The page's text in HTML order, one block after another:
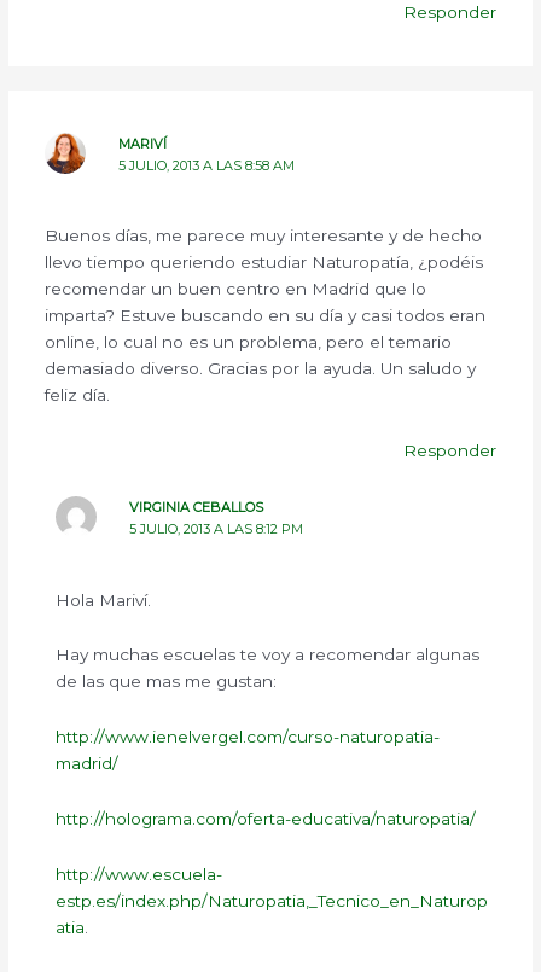
Responder
MARIVÍ
5 JULIO, 2013 A LAS 8:58 AM
Buenos días, me parece muy interesante y de hecho
llevo tiempo queriendo estudiar Naturopatía, ¿podéis
recomendar un buen centro en Madrid que lo
imparta? Estuve buscando en su día y casi todos eran
online, lo cual no es un problema, pero el temario
demasiado diverso. Gracias por la ayuda. Un saludo y
feliz día.
Responder
VIRGINIA CEBALLOS
5 JULIO, 2013 A LAS 8:12 PM
Hola Mariví.
Hay muchas escuelas te voy a recomendar algunas
de las que mas me gustan:
http://www.ienelvergel.com/curso-naturopatia-
madrid/
http://holograma.com/oferta-educativa/naturopatia/
http://www.escuela-
estp.es/index.php/Naturopatia,_Tecnico_en_Naturop
atia.